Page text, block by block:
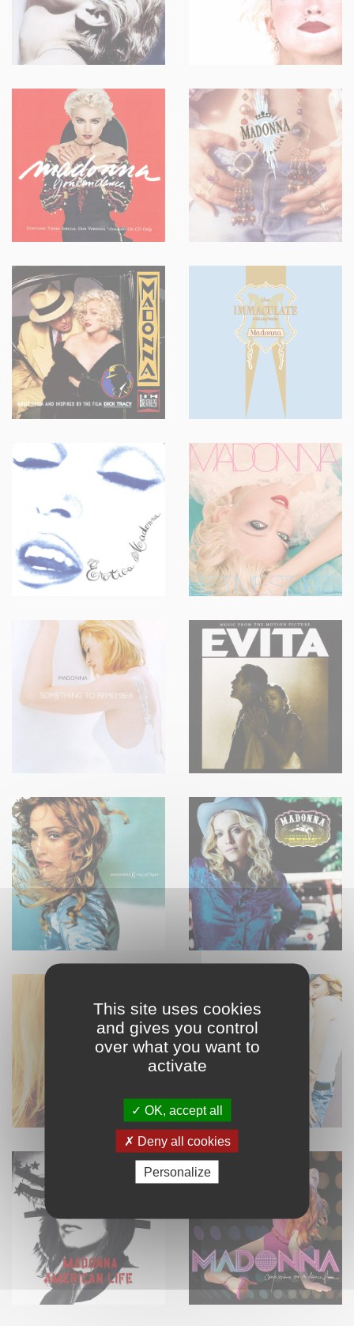
This site uses cookies
and gives you control
over what you want to
activate
OK, accept all
Deny all cookies
Personalize